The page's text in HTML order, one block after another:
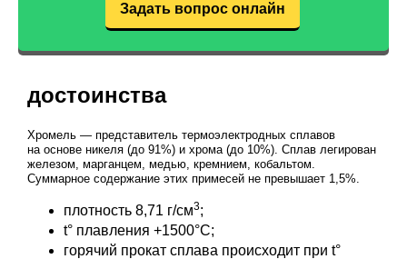
Задать вопрос онлайн
достоинства
Хромель — представитель термоэлектродных сплавов
на основе никеля (до 91%) и хрома (до 10%). Сплав легирован
железом, марганцем, медью, кремнием, кобальтом.
Суммарное содержание этих примесей не превышает 1,5%.
плотность 8,71 г/см3;
t° плавления +1500°С;
горячий прокат сплава происходит при t°